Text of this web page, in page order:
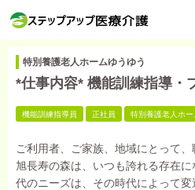
特別養護老人ホームゆうゆう
*仕事内容* 機能訓練指導・
機能訓練指導員 正社員 特別養護老人ホー
ご利用者、ご家族、地域にとって
旭長寿の森は、いつも誇れる存在
代のニーズは、その時代によって